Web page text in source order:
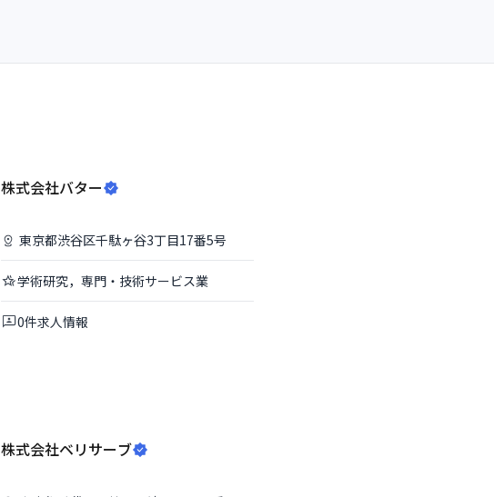
株式会社バター
東京都渋谷区千駄ヶ谷3丁目17番5号
学術研究，専門・技術サービス業
0件求人情報
株式会社ベリサーブ